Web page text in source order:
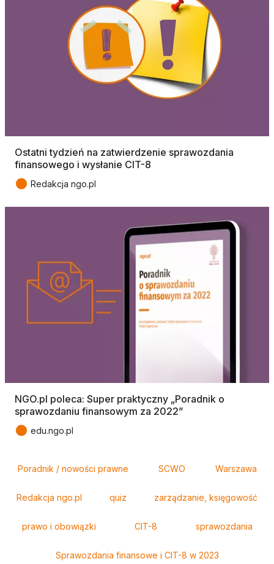
Ostatni tydzień na zatwierdzenie sprawozdania
finansowego i wysłanie CIT-8
● Redakcja ngo.pl
NGO.pl poleca: Super praktyczny „Poradnik o
sprawozdaniu finansowym za 2022”
● edu.ngo.pl
Poradnik / nowości prawne SCWO Warszawa
Redakcja ngo.pl quiz zarządzanie, księgowość
prawo i obowiązki CIT-8 sprawozdania
Sprawozdania finansowe i CIT-8 w 2023